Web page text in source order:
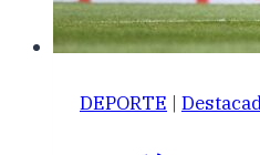
DEPORTE |